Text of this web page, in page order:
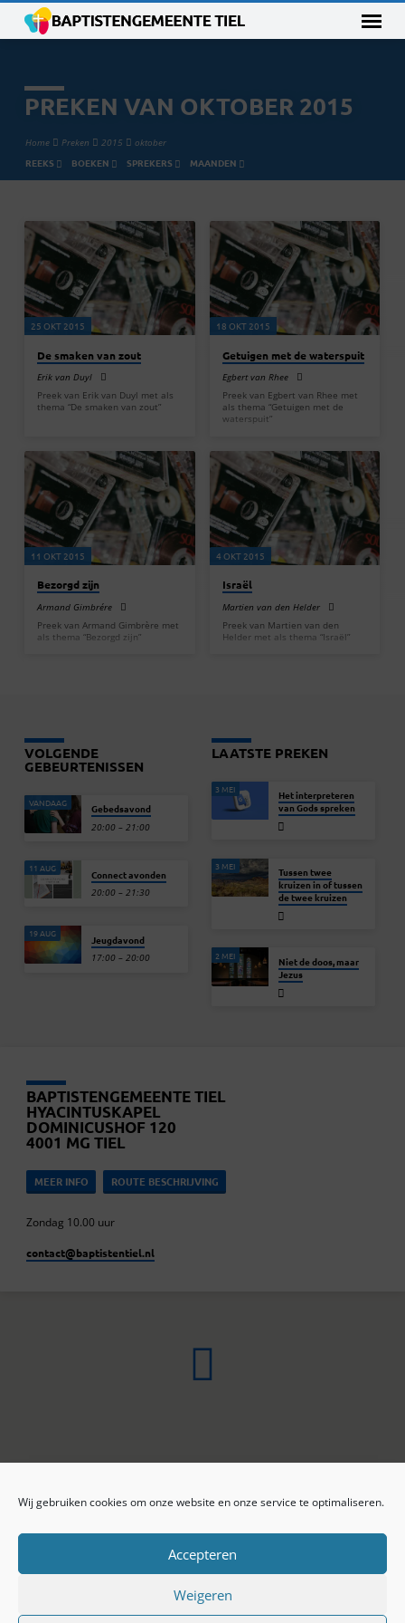
Wij gebruiken cookies om onze website en onze service te optimaliseren.
Accepteren
Weigeren
PREKEN VAN OKTOBER 2015
Home Preken 2015 oktober
REEKS BOEKEN SPREKERS MAANDEN
PREKEN
VAN
OKTOBER
2015
25 OKT 2015
De smaken van zout
Erik van Duyl
Preek van Erik van Duyl met als
thema “De smaken van zout”
18 OKT 2015
Getuigen met de waterspuit
Egbert van Rhee
Preek van Egbert van Rhee met
als thema “Getuigen met de
waterspuit”
11 OKT 2015
Bezorgd zijn
Armand Gimbrére
Preek van Armand Gimbrère met
als thema “Bezorgd zijn”
4 OKT 2015
Israël
Martien van den Helder
Preek van Martien van den
Helder met als thema “Israël”
VOLGENDE
GEBEURTENISSEN
VANDAAG Gebedsavond
20:00 – 21:00
11 AUG Connect avonden
20:00 – 21:30
19 AUG Jeugdavond
17:00 – 20:00
LAATSTE PREKEN
3 MEI
Het interpreteren
van Gods spreken
3 MEI
Tussen twee
kruizen in of tussen
de twee kruizen
2 MEI
Niet de doos, maar
Jezus
BAPTISTENGEMEENTE TIEL
HYACINTUSKAPEL
DOMINICUSHOF 120
4001 MG TIEL
MEER INFO ROUTE BESCHRIJVING
Zondag 10.00 uur
contact​@baptistentiel.nl
ONLINE ARCHIEF
Privacy beleid